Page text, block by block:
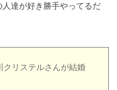
達が好き勝手やってるだ
クリステルさんが結婚